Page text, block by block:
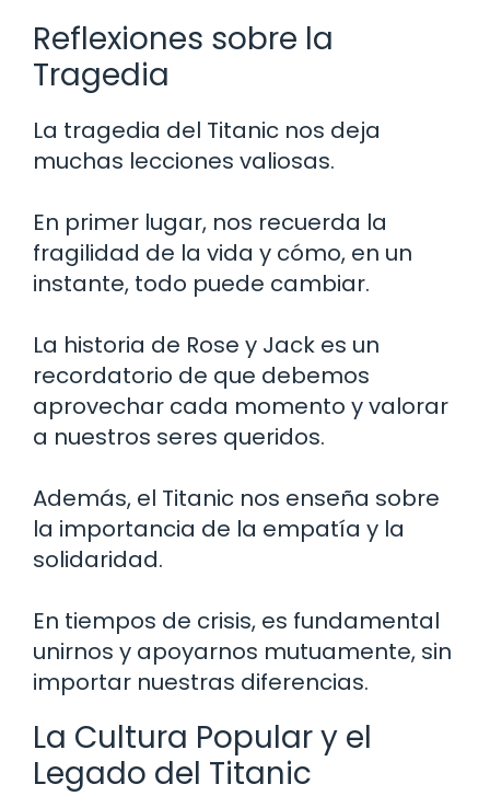
Reflexiones sobre la
Tragedia
La tragedia del Titanic nos deja
muchas lecciones valiosas.
En primer lugar, nos recuerda la
fragilidad de la vida y cómo, en un
instante, todo puede cambiar.
La historia de Rose y Jack es un
recordatorio de que debemos
aprovechar cada momento y valorar
a nuestros seres queridos.
Además, el Titanic nos enseña sobre
la importancia de la empatía y la
solidaridad.
En tiempos de crisis, es fundamental
unirnos y apoyarnos mutuamente, sin
importar nuestras diferencias.
La Cultura Popular y el
Legado del Titanic